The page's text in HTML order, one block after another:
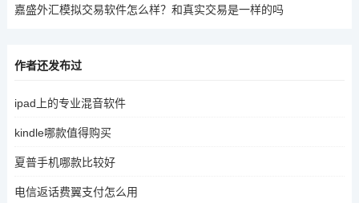
嘉盛外汇模拟交易软件怎么样？和真实交易是一样的吗
作者还发布过
ipad上的专业混音软件
kindle哪款值得购买
夏普手机哪款比较好
电信返话费翼支付怎么用